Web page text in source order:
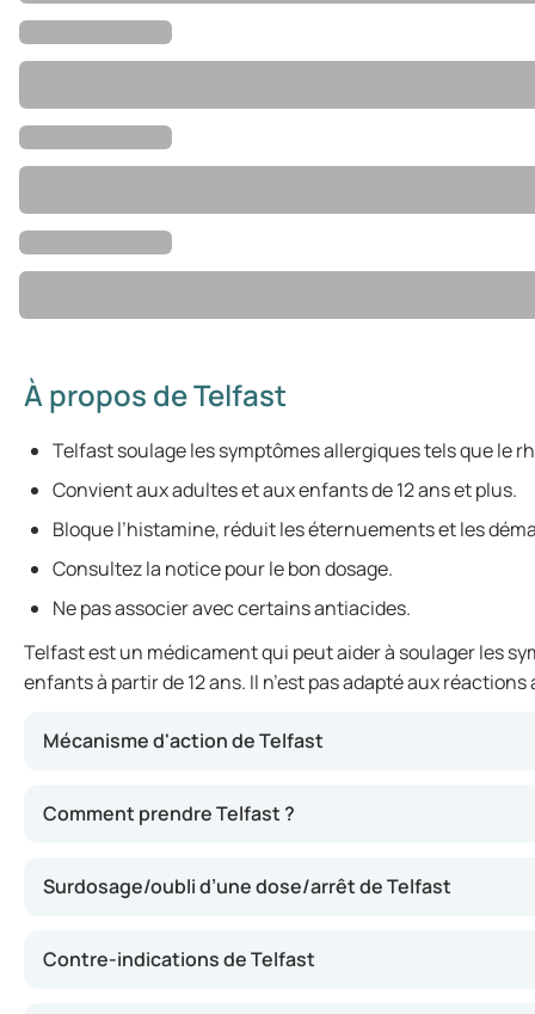
À propos de Telfast
Telfast soulage les symptômes allergiques tels que le
Convient aux adultes et aux enfants de 12 ans et plus.
Bloque l’histamine, réduit les éternuements et les
Consultez la notice pour le bon dosage.
Ne pas associer avec certains antiacides.
Telfast est un médicament qui peut aider à soulager les
enfants à partir de 12 ans. Il n’est pas adapté aux
Mécanisme d'action de Telfast
Comment prendre Telfast ?
Surdosage/oubli d’une dose/arrêt de Telfast
Contre-indications de Telfast